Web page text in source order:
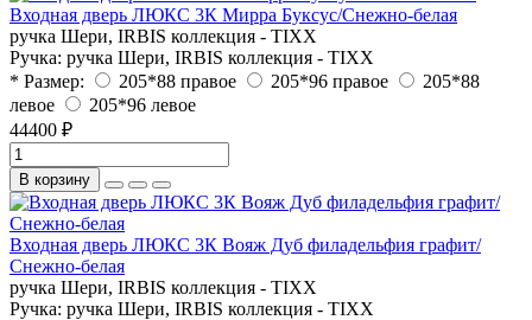
Входная дверь ЛЮКС 3К Мирра Буксус/Снежно-белая
ручка Шери, IRBIS коллекция - TIXX
Ручка: ручка Шери, IRBIS коллекция - TIXX
* Размер:
205*88 правое 205*96 правое
205*88
левое
205*96 левое
44400 ₽
В корзину
Входная дверь ЛЮКС 3К Вояж Дуб филадельфия графит/
Снежно-белая
ручка Шери, IRBIS коллекция - TIXX
Ручка: ручка Шери, IRBIS коллекция - TIXX